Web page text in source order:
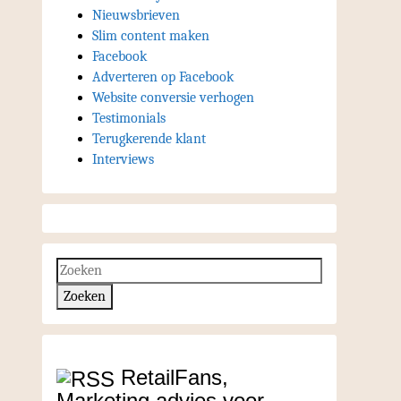
Nieuwsbrieven
Slim content maken
Facebook
Adverteren op Facebook
Website conversie verhogen
Testimonials
Terugkerende klant
Interviews
RetailFans,